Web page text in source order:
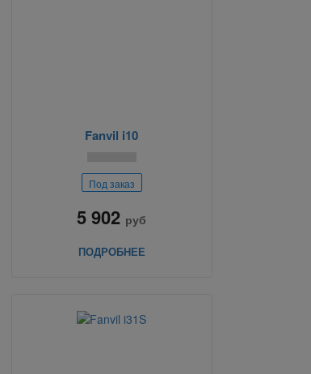
Fanvil i10
Под заказ
5 902 руб
ПОДРОБНЕЕ